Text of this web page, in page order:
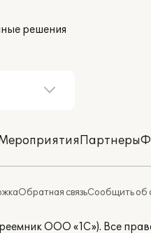
решения
Партнеры
Обратная связьСообщить об
ООО «1С»). Все